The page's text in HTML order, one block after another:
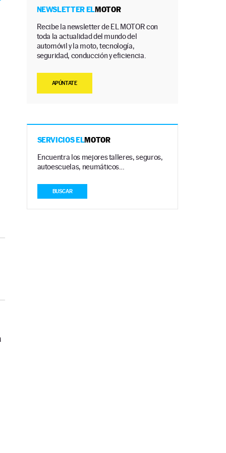
NEWSLETTER ELMOTOR
Recibe la newsletter de EL MOTOR con
toda la actualidad del mundo del
automóvil y la moto, tecnología,
seguridad, conducción y eficiencia.
APÚNTATE
SERVICIOS ELMOTOR
Encuentra los mejores talleres, seguros,
autoescuelas, neumáticos…
BUSCAR